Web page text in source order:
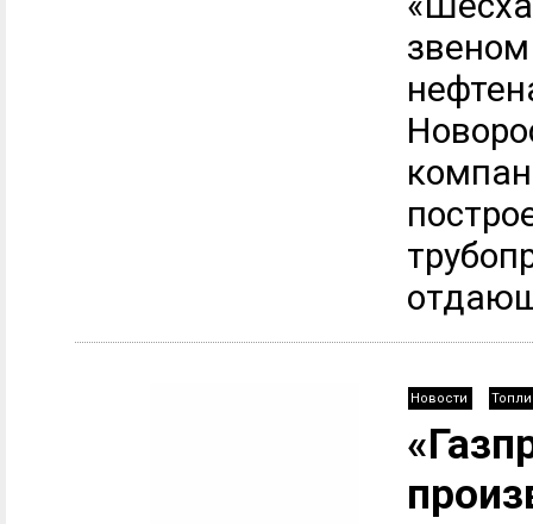
Новости